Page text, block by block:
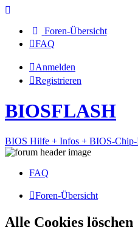
Foren-Übersicht
FAQ
Anmelden
Registrieren
BIOSFLASH
BIOS Hilfe + Infos + BIOS-Chip-
FAQ
Foren-Übersicht
Alle Cookies löschen